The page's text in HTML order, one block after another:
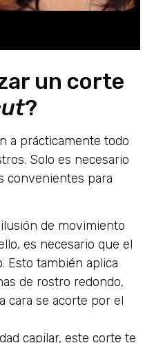
un corte
?
a prácticamente todo
Solo es necesario
convenientes para
de movimiento
es necesario que el
Esto también aplica
de rostro redondo,
cara se acorte por el
capilar, este corte te